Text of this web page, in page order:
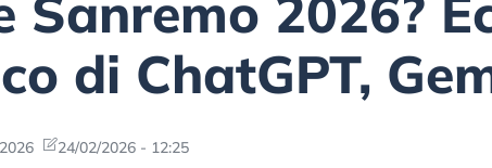
Sanremo 2026?
di ChatGPT,
24/02/2026 - 12:25